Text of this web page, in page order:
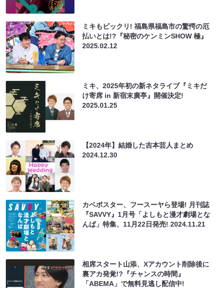
ミキもビックリ! 福島県福島市の驚愕の厄
払いとは!?『秘密のケンミンSHOW 極』
2025.02.12
ミキ、2025年初の新ネタライブ『ミキだ
け寄席 in 新宿末廣亭』開催決定!
2025.01.25
【2024年】結婚した吉本芸人まとめ
2024.12.30
カベポスター、フースーヤら登場! 月刊誌
『SAVVY』1月号「よしもと漫才劇場とな
んば」特集、11月22日発売!2024.11.21
相席スタート山添、Xアカウント削除後に
裏アカ発覚!?『チャンスの時間』
「ABEMA」で無料見逃し配信中!